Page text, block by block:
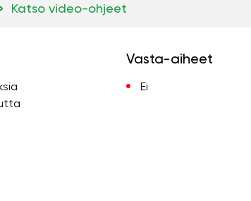
Katso video-ohjeet
Vasta-aiheet
Ei